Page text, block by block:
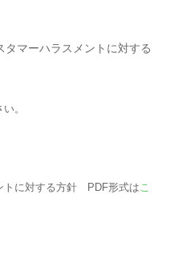
タマーハラスメントに対する
。
トに対する方針 PDF形式は こ